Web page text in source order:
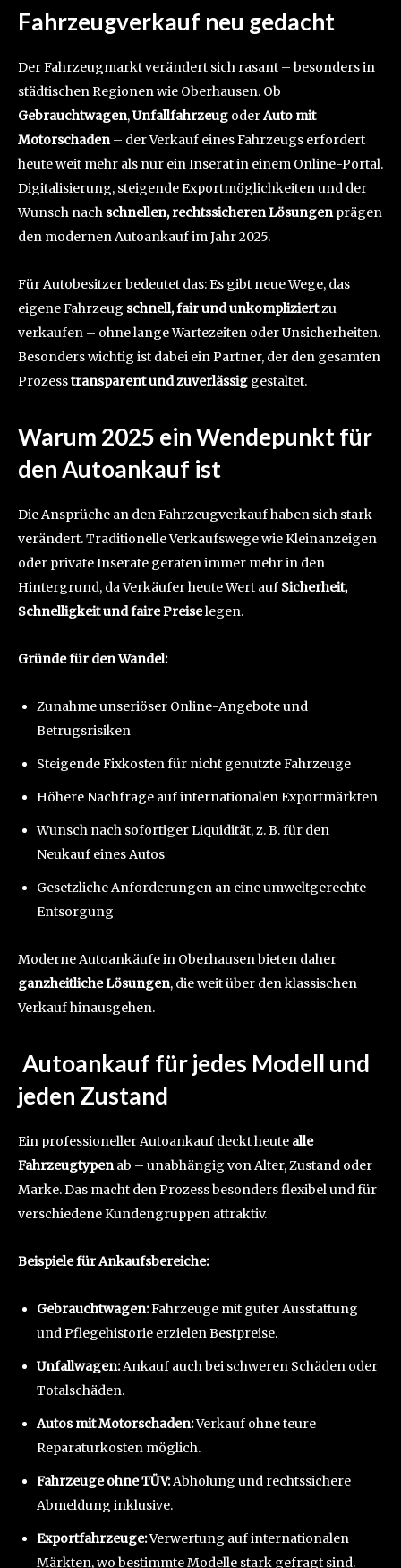
Fahrzeugverkauf neu gedacht
Der Fahrzeugmarkt verändert sich rasant – besonders in
städtischen Regionen wie Oberhausen. Ob
Gebrauchtwagen,Unfallfahrzeug oderAuto mit
Motorschaden– der Verkauf eines Fahrzeugs erfordert
heute weit mehr als nur ein Inserat in einem Online-Portal.
Digitalisierung, steigende Exportmöglichkeiten und der
Wunsch nach schnellen, rechtssicheren Lösungenprägen
den modernen Autoankauf im Jahr 2025.
Für Autobesitzer bedeutet das: Es gibt neue Wege, das
eigene Fahrzeug schnell, fair und unkompliziertzu
verkaufen – ohne lange Wartezeiten oder Unsicherheiten.
Besonders wichtig ist dabei ein Partner, der den gesamten
Prozesstransparent und zuverlässig gestaltet.
Warum 2025 ein Wendepunkt für
den Autoankauf ist
Die Ansprüche an den Fahrzeugverkauf haben sich stark
verändert. Traditionelle Verkaufswege wie Kleinanzeigen
oder private Inserate geraten immer mehr in den
Hintergrund, da Verkäufer heute Wert auf Sicherheit,
Schnelligkeit und faire Preiselegen.
Gründe für den Wandel:
Zunahme unseriöser Online-Angebote und
Betrugsrisiken
Steigende Fixkosten für nicht genutzte Fahrzeuge
Höhere Nachfrage auf internationalen Exportmärkten
Wunsch nach sofortiger Liquidität, z. B. für den
Neukauf eines Autos
Gesetzliche Anforderungen an eine umweltgerechte
Entsorgung
Moderne Autoankäufe in Oberhausen bieten daher
ganzheitliche Lösungen, die weit über den klassischen
Verkauf hinausgehen.
Autoankauf für jedes Modell und
jeden Zustand
Ein professioneller Autoankauf deckt heute alle
Fahrzeugtypenab – unabhängig von Alter, Zustand oder
Marke. Das macht den Prozess besonders flexibel und für
verschiedene Kundengruppen attraktiv.
Beispiele für Ankaufsbereiche:
Gebrauchtwagen:Fahrzeuge mit guter Ausstattung
und Pflegehistorie erzielen Bestpreise.
Unfallwagen:Ankauf auch bei schweren Schäden oder
Totalschäden.
Autos mit Motorschaden:Verkauf ohne teure
Reparaturkosten möglich.
Fahrzeuge ohne TÜV:Abholung und rechtssichere
Abmeldung inklusive.
Exportfahrzeuge:Verwertung auf internationalen
Märkten, wo bestimmte Modelle stark gefragt sind.